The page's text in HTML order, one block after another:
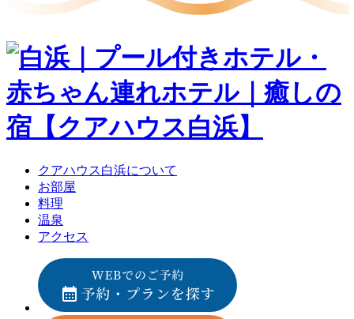
クアハウス白浜について
お部屋
料理
温泉
アクセス